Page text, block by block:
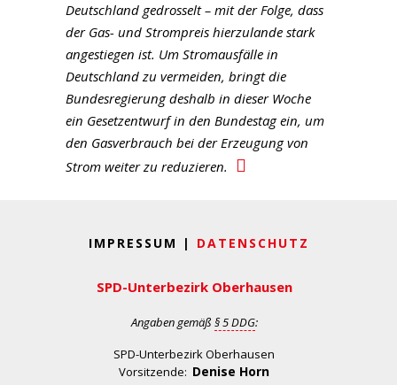
Deutschland gedrosselt – mit der Folge, dass
der Gas- und Strompreis hierzulande stark
angestiegen ist. Um Stromausfälle in
Deutschland zu vermeiden, bringt die
Bundesregierung deshalb in dieser Woche
ein Gesetzentwurf in den Bundestag ein, um
den Gasverbrauch bei der Erzeugung von
Strom weiter zu reduzieren.
IMPRESSUM | DATENSCHUTZ
SPD-Unterbezirk Oberhausen
Angaben gemäß § 5 DDG:
SPD-Unterbezirk Oberhausen
Vorsitzende: Denise Horn